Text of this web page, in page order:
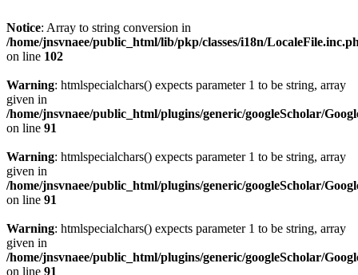
Notice: Array to string conversion in
/home/jnsvnaee/public_html/lib/pkp/classes/i18n/
on line 102
Warning: htmlspecialchars() expects parameter 1 to be string, array
given in
/home/jnsvnaee/public_html/plugins/generic/googleScholar/
on line 91
Warning: htmlspecialchars() expects parameter 1 to be string, array
given in
/home/jnsvnaee/public_html/plugins/generic/googleScholar/
on line 91
Warning: htmlspecialchars() expects parameter 1 to be string, array
given in
/home/jnsvnaee/public_html/plugins/generic/googleScholar/
on line 91